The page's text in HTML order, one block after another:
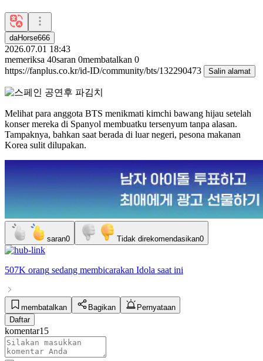
daHorse666
2026.07.01 18:43
memeriksa 40saran 0membatalkan 0
https://fanplus.co.kr/id-ID/community/bts/132290473
Salin alamat
Melihat para anggota BTS menikmati kimchi bawang hijau setelah
konser mereka di Spanyol membuatku tersenyum tanpa alasan.
Tampaknya, bahkan saat berada di luar negeri, pesona makanan
Korea sulit dilupakan.
saran0 Tidak direkomendasikan0
507K orang sedang membicarakan Idola saat ini
membatalkan Bagikan
Pernyataan
Daftar
komentar15